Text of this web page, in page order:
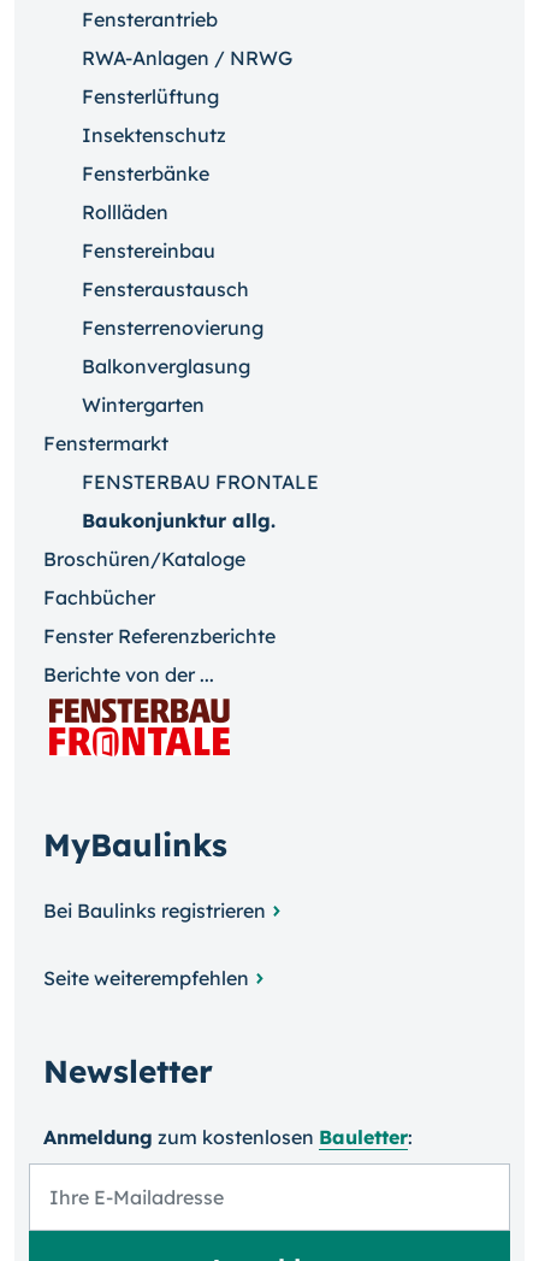
Fensterantrieb
RWA-Anlagen / NRWG
Fensterlüftung
Insektenschutz
Fensterbänke
Rollläden
Fenstereinbau
Fensteraustausch
Fensterrenovierung
Balkonverglasung
Wintergarten
Fenstermarkt
FENSTERBAU FRONTALE
Baukonjunktur allg.
Broschüren/Kataloge
Fachbücher
Fenster Referenzberichte
Berichte von der ...
MyBaulinks
Bei Baulinks registrieren
Seite weiterempfehlen
Newsletter
Anmeldung zum kosten­losen Bauletter: